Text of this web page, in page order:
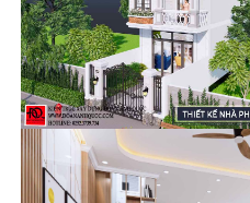
Để tạo nên một tổ ấm đúng
Đoàn Anh Quốc
chi tiết một
yên sống giữa thành phố chen